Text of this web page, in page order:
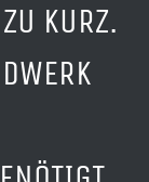
KURZ.